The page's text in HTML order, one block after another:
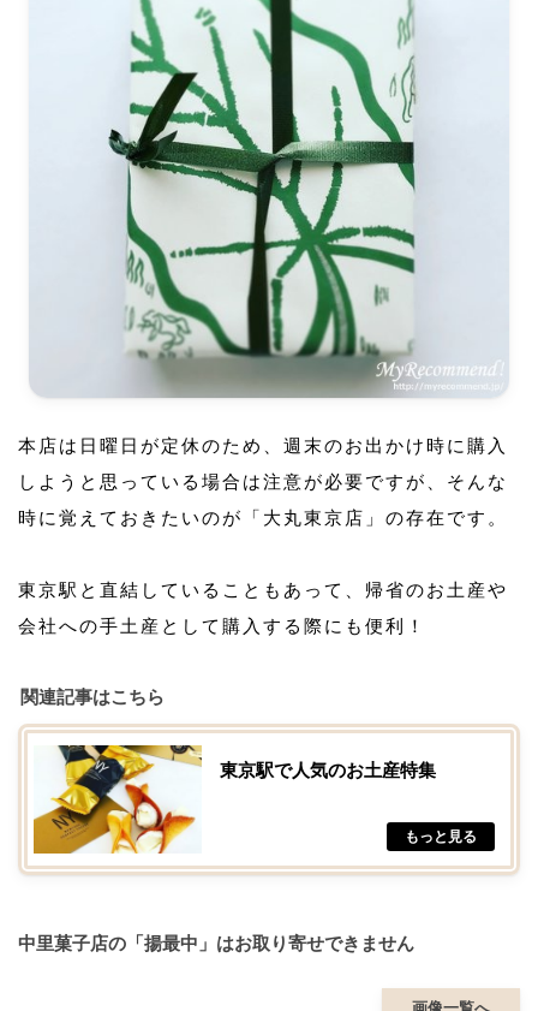
本店は日曜日が定休のため、週末のお出かけ時に購入
しようと思っている場合は注意が必要ですが、そんな
時に覚えておきたいのが「大丸東京店」の存在です。
東京駅と直結していることもあって、帰省のお土産や
会社への手土産として購入する際にも便利！
関連記事はこちら
東京駅で人気のお土産特集
中里菓子店の「揚最中」はお取り寄せできません
画像一覧へ